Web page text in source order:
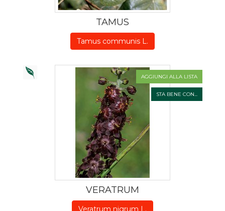
TAMUS
Tamus communis L.
AGGIUNGI ALLA LISTA
STA BENE CON...
VERATRUM
Veratrum nigrum L.